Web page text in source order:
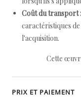
Coût du transport :
caractéristiques
l'acquisition.
Cette
PRIX ET PAIEMENT